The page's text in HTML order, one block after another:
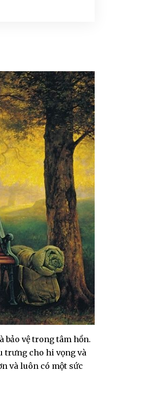
bảo vệ trong tâm hồn.
trưng cho hi vọng và
và luôn có một sức